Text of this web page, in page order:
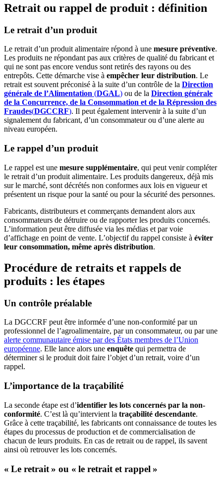
Retrait ou rappel de produit : définition
Le retrait d’un produit
Le retrait d’un produit alimentaire répond à une mesure préventive.
Les produits ne répondant pas aux critères de qualité du fabricant et
qui ne sont pas encore vendus sont retirés des rayons ou des
entrepôts. Cette démarche vise à empêcher leur distribution. Le
retrait est souvent préconisé à la suite d’un contrôle de la Direction
générale de l’Alimentation (DGAL) ou de la Direction générale
de la Concurrence, de la Consommation et de la Répression des
Fraudes(DGCCRF). Il peut également intervenir à la suite d’un
signalement du fabricant, d’un consommateur ou d’une alerte au
niveau européen.
Le rappel d’un produit
Le rappel est une mesure supplémentaire, qui peut venir compléter
le retrait d’un produit alimentaire. Les produits dangereux, déjà mis
sur le marché, sont décrétés non conformes aux lois en vigueur et
présentent un risque pour la santé ou pour la sécurité des personnes.
Fabricants, distributeurs et commerçants demandent alors aux
consommateurs de détruire ou de rapporter les produits concernés.
L’information peut être diffusée via les médias et par voie
d’affichage en point de vente. L’objectif du rappel consiste à éviter
leur consommation, même après distribution.
Procédure de retraits et rappels de
produits : les étapes
Un contrôle préalable
La DGCCRF peut être informée d’une non-conformité par un
professionnel de l’agroalimentaire, par un consommateur, ou par une
alerte communautaire émise par des États membres de l’Union
européenne. Elle lance alors une enquête qui permettra de
déterminer si le produit doit faire l’objet d’un retrait, voire d’un
rappel.
L’importance de la traçabilité
La seconde étape est d’identifier les lots concernés par la non-
conformité. C’est là qu’intervient la traçabilité descendante.
Grâce à cette traçabilité, les fabricants ont connaissance de toutes les
étapes du processus de production et de commercialisation de
chacun de leurs produits. En cas de retrait ou de rappel, ils savent
ainsi où retrouver les lots concernés.
« Le retrait » ou « le retrait et rappel »